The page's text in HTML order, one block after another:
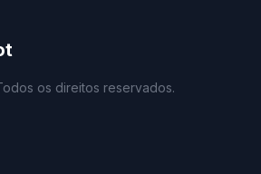
os direitos reservados.